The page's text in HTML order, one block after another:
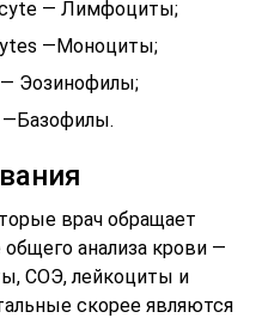
— Лимфоциты;
—Моноциты;
— Эозинофилы;
—Базофилы.
врач обращает
анализа крови —
СОЭ, лейкоциты и
скорее являются